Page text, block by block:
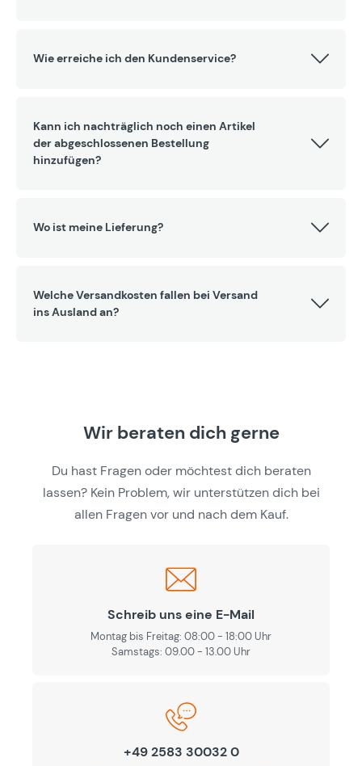
Wie erreiche ich den Kundenservice?
Kann ich nachträglich noch einen Artikel
der abgeschlossenen Bestellung
hinzufügen?
Wo ist meine Lieferung?
Welche Versandkosten fallen bei Versand
ins Ausland an?
Wir beraten dich gerne
Du hast Fragen oder möchtest dich beraten
lassen? Kein Problem, wir unterstützen dich bei
allen Fragen vor und nach dem Kauf.
Schreib uns eine E-Mail
Montag bis Freitag: 08:00 - 18:00 Uhr
Samstags: 09.00 - 13.00 Uhr
+49 2583 30032 0